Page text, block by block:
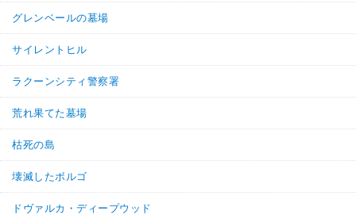
グレンベールの墓場
サイレントヒル
ラクーンシティ警察署
荒れ果てた墓場
枯死の島
壊滅したボルゴ
ドヴァルカ・ディープウッド